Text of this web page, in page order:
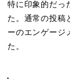
特に印象的だっ
た。通常の投稿
ーのエンゲージ
た。